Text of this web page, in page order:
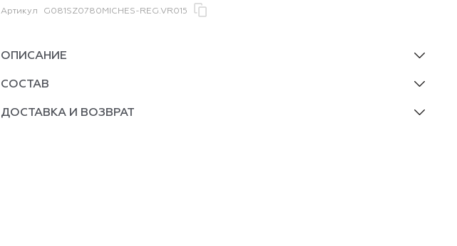
Артикул G081SZ0780MICHES-REG.VR015
ОПИСАНИЕ
СОСТАВ
ДОСТАВКА И ВОЗВРАТ